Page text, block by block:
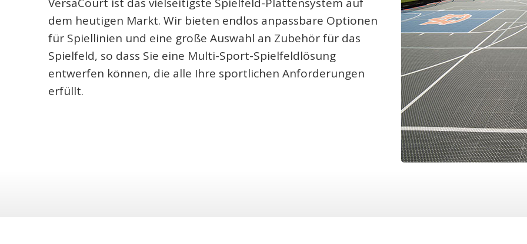
dem heutigen Markt. Wir bieten endlos anpassbare Optionen
für Spiellinien und eine große Auswahl an Zubehör für das
Spielfeld, so dass Sie eine Multi-Sport-Spielfeldlösung
entwerfen können, die alle Ihre sportlichen Anforderungen
erfüllt.